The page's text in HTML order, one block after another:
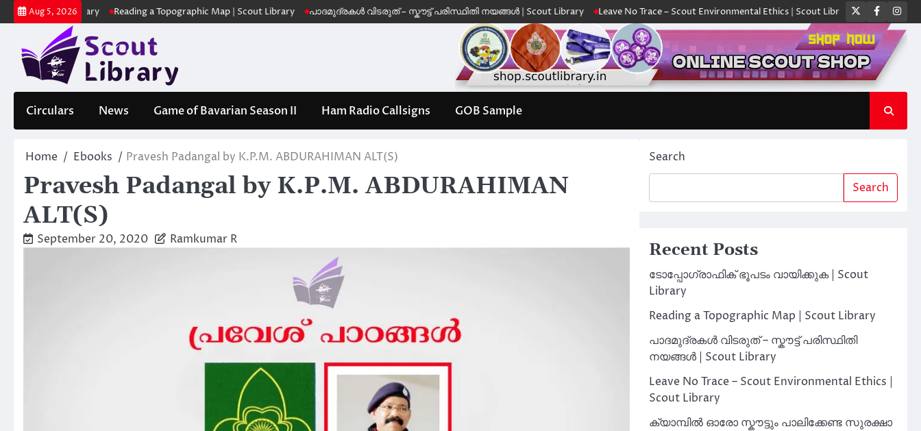
Skip
to
Aug 5, 2026
Library Reading a Topographic Map | Scout Library പാദമുദ്രകൾ വിടരുത് – സ്കൗട്ട് പരിസ്ഥിതി നയങ്ങൾ | Scout Library Leave No Trace – Scout Environmental Ethics | Scout Library ക്യാമ്പിൽ ഓരോ
Twitter
Circulars News Game of Bavarian Season II Ham Radio Callsigns GOB Sample
Home Ebooks Pravesh Padangal by K.P.M. ABDURAHIMAN ALT(S)
Pravesh Padangal by K.P.M. ABDURAHIMAN
ALT(S)
September 20, 2020 Ramkumar R
Search
Search
Recent Posts
ടോപ്പോഗ്രാഫിക് ഭൂപടം വായിക്കുക | Scout
Library
Reading a Topographic Map | Scout Library
പാദമുദ്രകൾ വിടരുത് – സ്കൗട്ട് പരിസ്ഥിതി
നയങ്ങൾ | Scout Library
Leave No Trace – Scout Environmental Ethics |
Scout Library
ക്യാമ്പിൽ ഓരോ സ്കൗട്ടും പാലിക്കേണ്ട സുരക്ഷാ